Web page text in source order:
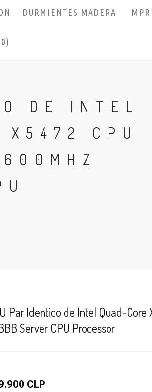
DURMIENTES MADERA
DE INTEL
X5472 CPU
Par Identico de Intel Quad-Core
Server CPU Processor
CLP